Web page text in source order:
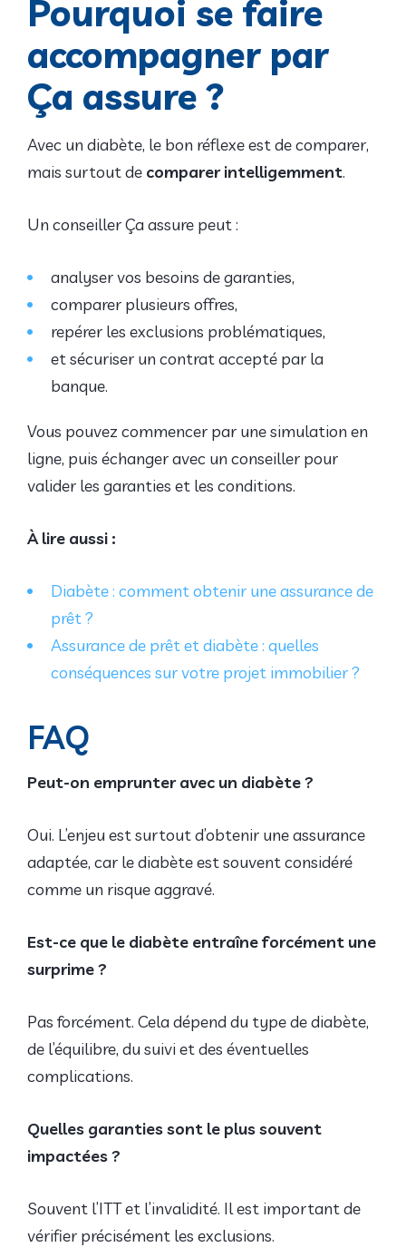
Pourquoi se faire
accompagner par
Ça assure ?
Avec un diabète, le bon réflexe est de comparer,
mais surtout de comparer intelligemment.
Un conseiller Ça assure peut :
analyser vos besoins de garanties,
comparer plusieurs offres,
repérer les exclusions problématiques,
et sécuriser un contrat accepté par la
banque.
Vous pouvez commencer par une simulation en
ligne, puis échanger avec un conseiller pour
valider les garanties et les conditions.
À lire aussi :
Diabète : comment obtenir une assurance de
prêt ?
Assurance de prêt et diabète : quelles
conséquences sur votre projet immobilier ?
FAQ
Peut-on emprunter avec un diabète ?
Oui. L’enjeu est surtout d’obtenir une assurance
adaptée, car le diabète est souvent considéré
comme un risque aggravé.
Est-ce que le diabète entraîne forcément une
surprime ?
Pas forcément. Cela dépend du type de diabète,
de l’équilibre, du suivi et des éventuelles
complications.
Quelles garanties sont le plus souvent
impactées ?
Souvent l’ITT et l’invalidité. Il est important de
vérifier précisément les exclusions.